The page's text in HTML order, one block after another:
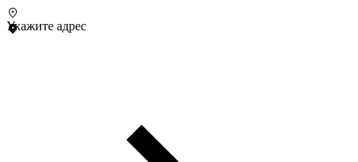
Укажите адрес